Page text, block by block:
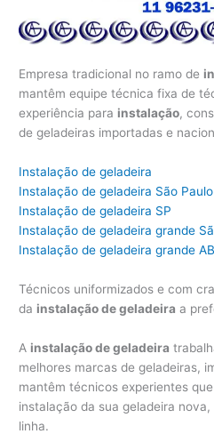
Empresa tradicional no ramo de
mantêm equipe técnica fixa de
experiência para instalação,
de geladeiras importadas e
Instalação de geladeira
Instalação de geladeira São Paulo
Instalação de geladeira SP
Instalação de geladeira grande
Instalação de geladeira grande
Técnicos uniformizados e com
da instalação de geladeira a
A instalação de geladeira
melhores marcas de geladeiras,
mantêm técnicos experientes
instalação da sua geladeira
linha.